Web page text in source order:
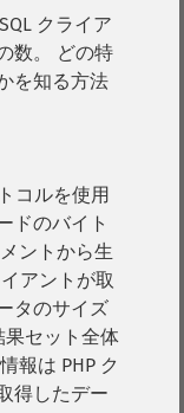
クライア
数。
どの特
を知る方法
コルを使用
ドのバイト
ントから生
アントが取
タのサイズ
果セット全体
報は PHP ク
得したデー